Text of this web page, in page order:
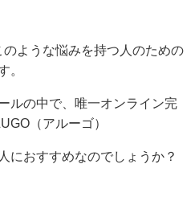
ような悩みを持つ人のための
。
ルの中で、唯一オンライン完
（アルーゴ）
におすすめなのでしょうか？